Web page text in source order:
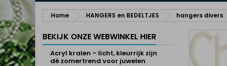
Home HANGERS en BEDELTJES hangers divers
BEKIJK ONZE WEBWINKEL HIER
Acryl kralen – licht, kleurrijk zijn
dé zomertrend voor juwelen